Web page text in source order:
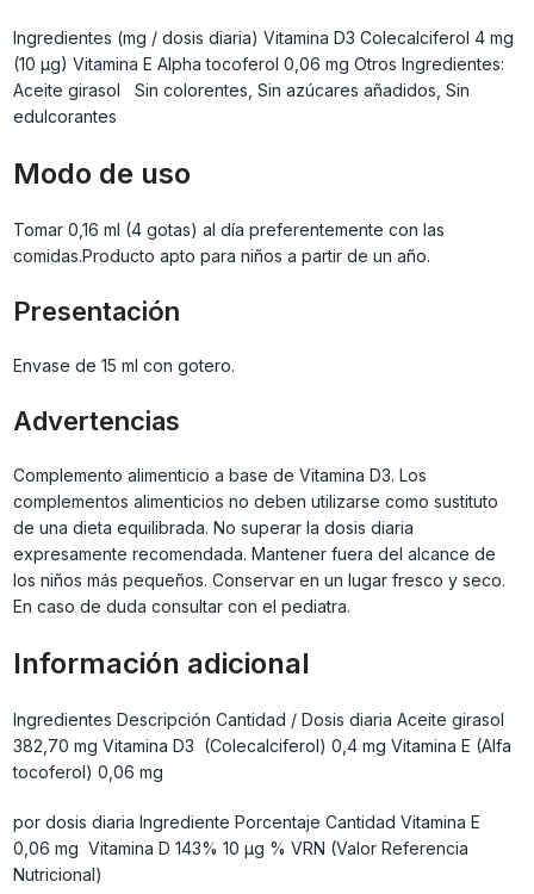
Ingredientes (mg / dosis diaria) Vitamina D3 Colecalciferol 4 mg
(10 µg) Vitamina E Alpha tocoferol 0,06 mg Otros Ingredientes:
Aceite girasol Sin colorentes, Sin azúcares añadidos, Sin
edulcorantes
Modo de uso
Tomar 0,16 ml (4 gotas) al día preferentemente con las
comidas.Producto apto para niños a partir de un año.
Presentación
Envase de 15 ml con gotero.
Advertencias
Complemento alimenticio a base de Vitamina D3. Los
complementos alimenticios no deben utilizarse como sustituto
de una dieta equilibrada. No superar la dosis diaria
expresamente recomendada. Mantener fuera del alcance de
los niños más pequeños. Conservar en un lugar fresco y seco.
En caso de duda consultar con el pediatra.
Información adicional
Ingredientes Descripción Cantidad / Dosis diaria Aceite girasol
382,70 mg Vitamina D3 (Colecalciferol) 0,4 mg Vitamina E (Alfa
tocoferol) 0,06 mg
por dosis diaria Ingrediente Porcentaje Cantidad Vitamina E
0,06 mg Vitamina D 143% 10 µg % VRN (Valor Referencia
Nutricional)